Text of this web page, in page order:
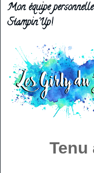
Mon équipe
Stampin'Up!
Tenu